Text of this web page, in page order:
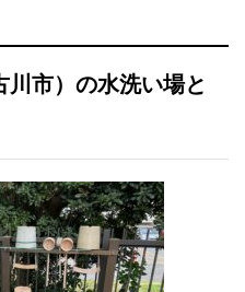
市）の水洗い場と